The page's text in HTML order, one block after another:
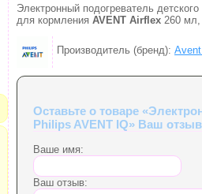
Электронный подогреватель
для кормления AVENT Airflex 260
Производитель (бренд):
Оставьте о товаре
Philips AVENT IQ» Ваш отзыв
Ваше имя:
Ваш отзыв: